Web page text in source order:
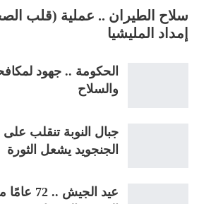
سلاح الطيران .. عملية (قلب
إمداد المليشيا
الحكومة .. جهود
والسلاح
جبال النوبة تنقلب
الجنجويد يشعل الثورة
عيد